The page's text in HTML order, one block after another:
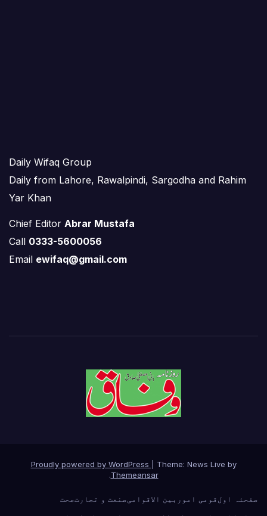
Daily Wifaq Group
Daily from Lahore, Rawalpindi, Sargodha and Rahim
Yar Khan
Chief Editor Abrar Mustafa
Call 0333-5600056
Email ewifaq@gmail.com
Proudly powered by WordPress
Theme: News Live by
Themeansar
.
صفحئہ اولقومی امور بین الاقوامیصنعت و تجارتصحت